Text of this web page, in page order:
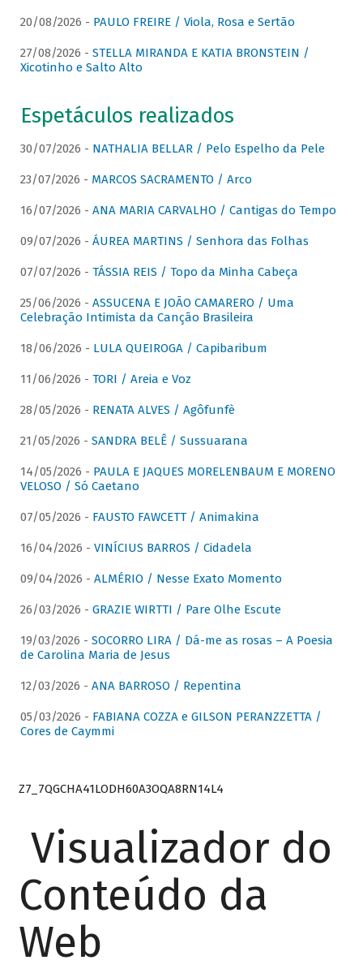
20/08/2026 - PAULO FREIRE / Viola, Rosa e Sertão
27/08/2026 - STELLA MIRANDA E KATIA BRONSTEIN /
Xicotinho e Salto Alto
Espetáculos realizados
30/07/2026 - NATHALIA BELLAR / Pelo Espelho da Pele
23/07/2026 - MARCOS SACRAMENTO / Arco
16/07/2026 - ANA MARIA CARVALHO / Cantigas do Tempo
09/07/2026 - ÁUREA MARTINS / Senhora das Folhas
07/07/2026 - TÁSSIA REIS / Topo da Minha Cabeça
25/06/2026 - ASSUCENA E JOÃO CAMARERO / Uma
Celebração Intimista da Canção Brasileira
18/06/2026 - LULA QUEIROGA / Capibaribum
11/06/2026 - TORI / Areia e Voz
28/05/2026 - RENATA ALVES / Agôfunfè
21/05/2026 - SANDRA BELÊ / Sussuarana
14/05/2026 - PAULA E JAQUES MORELENBAUM E MORENO
VELOSO / Só Caetano
07/05/2026 - FAUSTO FAWCETT / Animakina
16/04/2026 - VINÍCIUS BARROS / Cidadela
09/04/2026 - ALMÉRIO / Nesse Exato Momento
26/03/2026 - GRAZIE WIRTTI / Pare Olhe Escute
19/03/2026 - SOCORRO LIRA / Dá-me as rosas – A Poesia
de Carolina Maria de Jesus
12/03/2026 - ANA BARROSO / Repentina
05/03/2026 - FABIANA COZZA e GILSON PERANZZETTA /
Cores de Caymmi
Z7_7QGCHA41LODH60A3OQA8RN14L4
Visualizador do
Conteúdo da
Web